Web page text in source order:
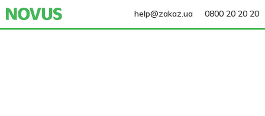
help@zakaz.ua 0800 20 20 20